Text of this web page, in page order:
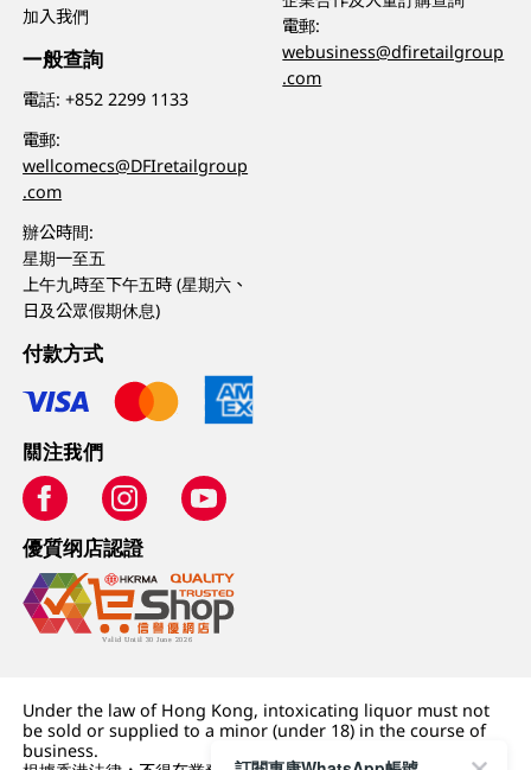
加入我們
一般查詢
電話:+852 2299 1133
電郵:
wellcomecs@DFIretailgroup
.com
辦公時間:
星期一至五
上午九時至下午五時 (星期六、
日及公眾假期休息)
電郵:
webusiness@dfiretailgroup
.com
付款方式
關注我們
優質纲店認證
Under the law of Hong Kong, intoxicating liquor must not
be sold or supplied to a minor (under 18) in the course of
business.